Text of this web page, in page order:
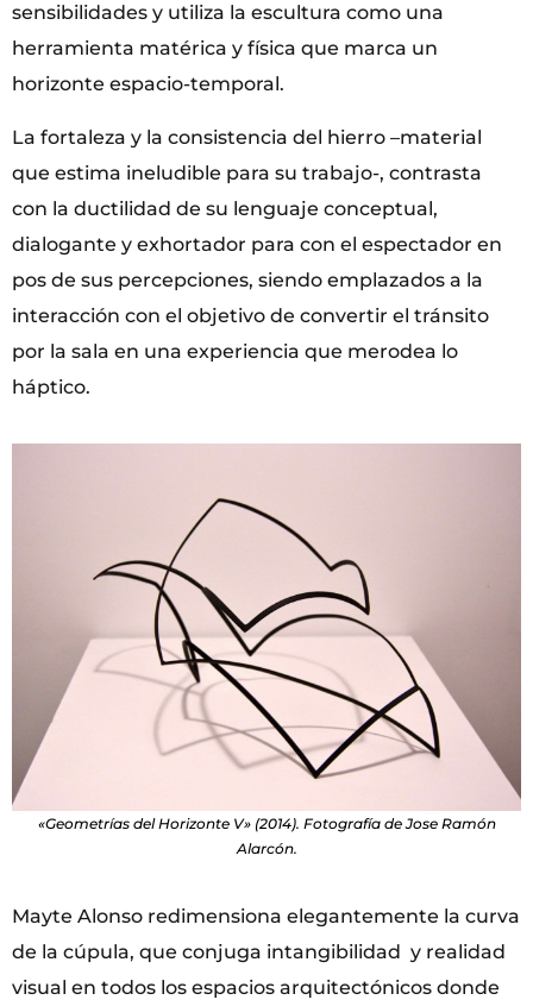
sensibilidades y utiliza la escultura como una
herramienta matérica y física que marca un
horizonte espacio-temporal.
La fortaleza y la consistencia del hierro –material
que estima ineludible para su trabajo-, contrasta
con la ductilidad de su lenguaje conceptual,
dialogante y exhortador para con el espectador en
pos de sus percepciones, siendo emplazados a la
interacción con el objetivo de convertir el tránsito
por la sala en una experiencia que merodea lo
háptico.
«Geometrías del Horizonte V» (2014). Fotografía de Jose Ramón
Alarcón.
Mayte Alonso redimensiona elegantemente la curva
de la cúpula, que conjuga intangibilidad y realidad
visual en todos los espacios arquitectónicos donde